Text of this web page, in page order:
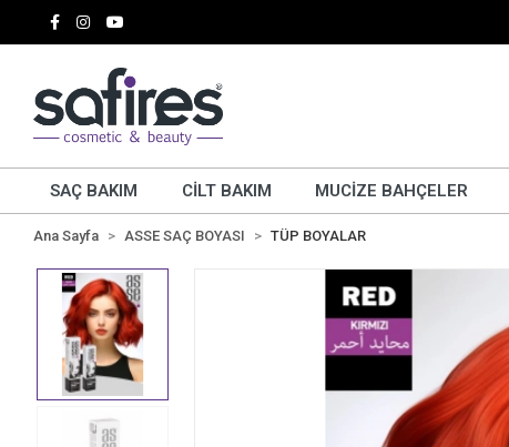
SAÇ BAKIM CİLT BAKIM MUCİZE BAHÇELER
Ana Sayfa ASSE SAÇ BOYASI TÜP BOYALAR